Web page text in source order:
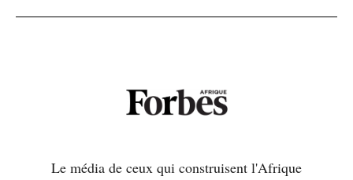
Le média de ceux qui construisent l'Afrique